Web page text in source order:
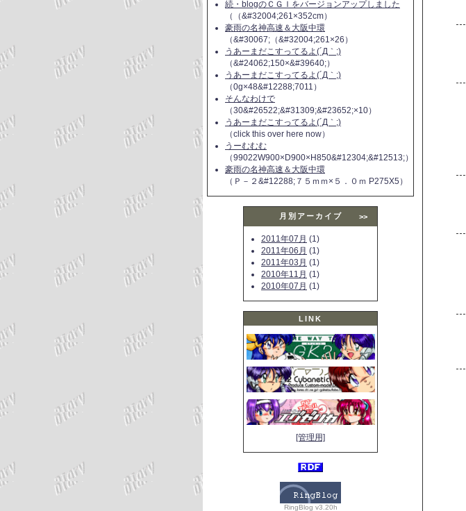
続・blogのＣＧＩをバージョンアップしました
（（&#32004;261×352cm）
豪雨の名神高速＆大阪中環
（&#30067;（&#32004;261×26）
うあーまだこすってるよ(´Д｀;)
（&#24062;150×&#39640;）
うあーまだこすってるよ(´Д｀;)
（0g×48&#12288;7011）
そんなわけで
（30&#26522;&#31309;&#23652;×10）
うあーまだこすってるよ(´Д｀;)
（click this over here now）
うーむむむ
（99022W900×D900×H850&#12304;&#12513;）
豪雨の名神高速＆大阪中環
（Ｐ－２&#12288;７５ｍｍ×５．０ｍ P275X5）
月別アーカイブ >>
2011年07月 (1)
2011年06月 (1)
2011年03月 (1)
2010年11月 (1)
2010年07月 (1)
LINK
[管理用]
RingBlog v3.20h